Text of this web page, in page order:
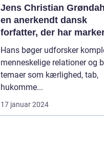
Jens Christian
en anerkendt dansk
forfatter, der har
sig med sine
dybtgående romaner
Hans bøger udforsker
menneskelige relationer og
temaer som kærlighed, tab,
hukomme...
17 januar 2024